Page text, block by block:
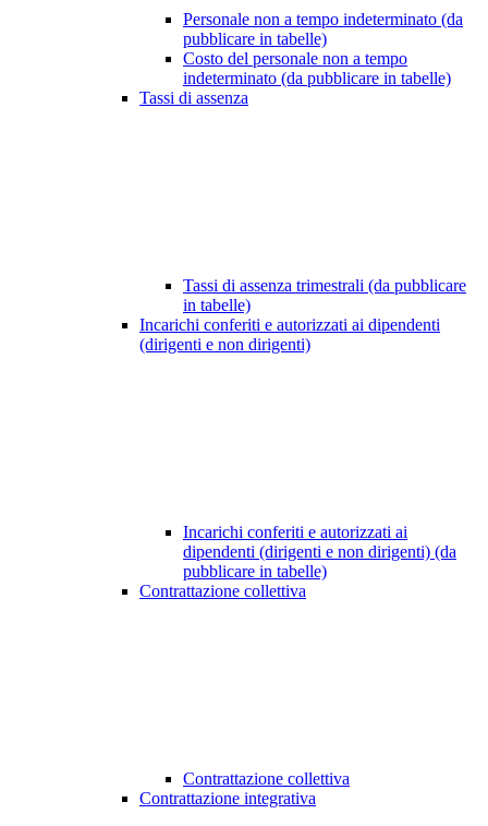
Personale non a tempo indeterminato (da
pubblicare in tabelle)
Costo del personale non a tempo
indeterminato (da pubblicare in tabelle)
Tassi di assenza
Tassi di assenza trimestrali (da pubblicare
in tabelle)
Incarichi conferiti e autorizzati ai dipendenti
(dirigenti e non dirigenti)
Incarichi conferiti e autorizzati ai
dipendenti (dirigenti e non dirigenti) (da
pubblicare in tabelle)
Contrattazione collettiva
Contrattazione collettiva
Contrattazione integrativa